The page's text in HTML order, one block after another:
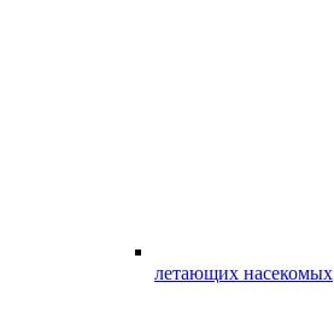
летающих насекомых